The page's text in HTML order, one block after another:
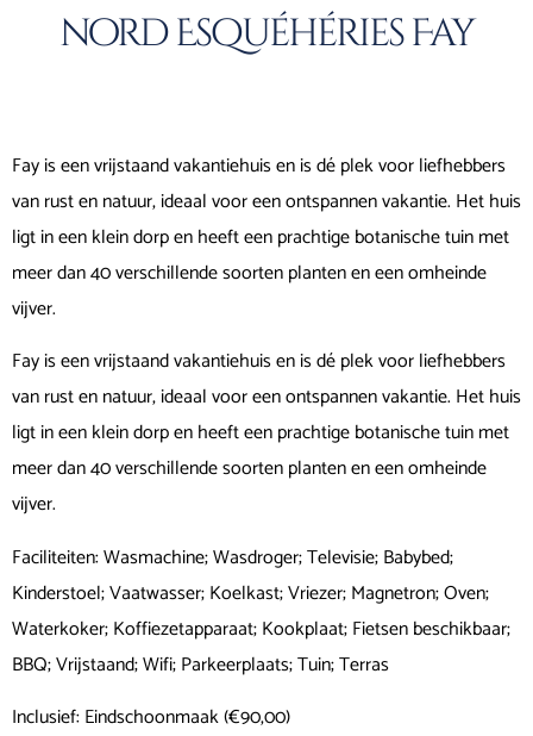
nord Esquéhéries Fay
Fay is een vrijstaand vakantiehuis en is dé plek voor liefhebbers
van rust en natuur, ideaal voor een ontspannen vakantie. Het huis
ligt in een klein dorp en heeft een prachtige botanische tuin met
meer dan 40 verschillende soorten planten en een omheinde
vijver.
Fay is een vrijstaand vakantiehuis en is dé plek voor liefhebbers
van rust en natuur, ideaal voor een ontspannen vakantie. Het huis
ligt in een klein dorp en heeft een prachtige botanische tuin met
meer dan 40 verschillende soorten planten en een omheinde
vijver.
Faciliteiten: Wasmachine; Wasdroger; Televisie; Babybed;
Kinderstoel; Vaatwasser; Koelkast; Vriezer; Magnetron; Oven;
Waterkoker; Koffiezetapparaat; Kookplaat; Fietsen beschikbaar;
BBQ; Vrijstaand; Wifi; Parkeerplaats; Tuin; Terras
Inclusief: Eindschoonmaak (€90,00)